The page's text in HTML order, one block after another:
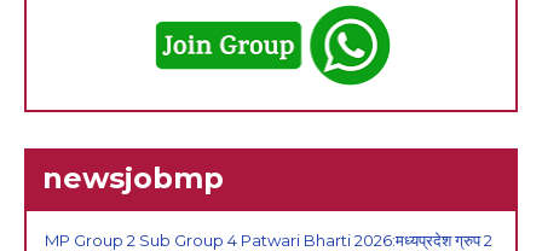
newsjobmp
MP Group 2 Sub Group 4 Patwari Bharti 2026:मध्यप्रदेश ग्रुप 2